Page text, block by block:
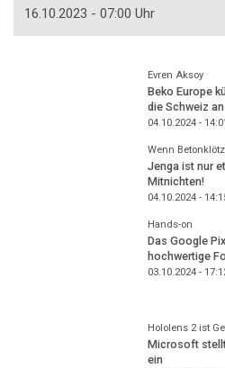
16.10.2023 - 07:00 Uhr
Evren Aksoy
Beko Europe
die Schweiz an
04.10.2024 -
Wenn
Jenga ist nur
Mitnichten!
04.10.2024 -
Hands-on
Das Google
hochwertige
03.10.2024 -
Hololens 2 ist
Microsoft
ein